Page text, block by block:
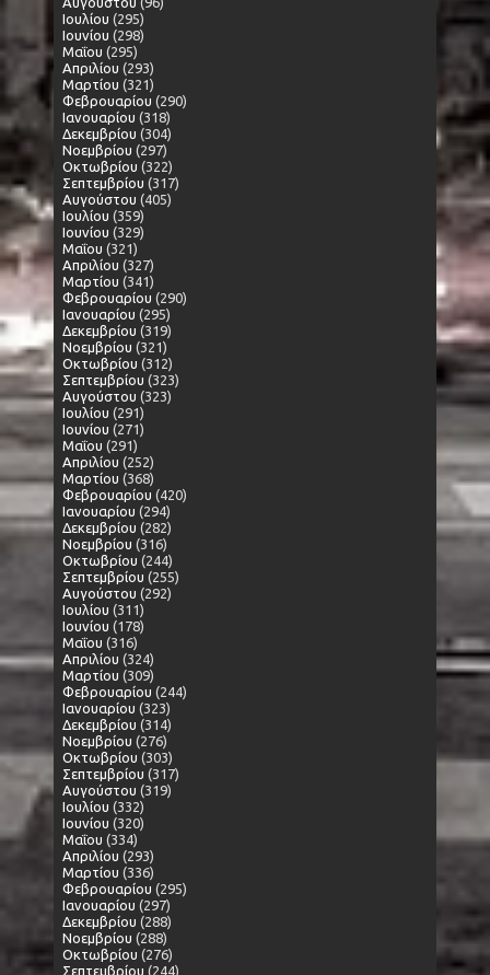
Ιουλίου (295)
Ιουνίου (298)
Μαΐου (295)
Απριλίου (293)
Μαρτίου (321)
Φεβρουαρίου (290)
Ιανουαρίου (318)
Δεκεμβρίου (304)
Νοεμβρίου (297)
Οκτωβρίου (322)
Σεπτεμβρίου (317)
Αυγούστου (405)
Ιουλίου (359)
Ιουνίου (329)
Μαΐου (321)
Απριλίου (327)
Μαρτίου (341)
Φεβρουαρίου (290)
Ιανουαρίου (295)
Δεκεμβρίου (319)
Νοεμβρίου (321)
Οκτωβρίου (312)
Σεπτεμβρίου (323)
Αυγούστου (323)
Ιουλίου (291)
Ιουνίου (271)
Μαΐου (291)
Απριλίου (252)
Μαρτίου (368)
Φεβρουαρίου (420)
Ιανουαρίου (294)
Δεκεμβρίου (282)
Νοεμβρίου (316)
Οκτωβρίου (244)
Σεπτεμβρίου (255)
Αυγούστου (292)
Ιουλίου (311)
Ιουνίου (178)
Μαΐου (316)
Απριλίου (324)
Μαρτίου (309)
Φεβρουαρίου (244)
Ιανουαρίου (323)
Δεκεμβρίου (314)
Νοεμβρίου (276)
Οκτωβρίου (303)
Σεπτεμβρίου (317)
Αυγούστου (319)
Ιουλίου (332)
Ιουνίου (320)
Μαΐου (334)
Απριλίου (293)
Μαρτίου (336)
Φεβρουαρίου (295)
Ιανουαρίου (297)
Δεκεμβρίου (288)
Νοεμβρίου (288)
Οκτωβρίου (276)
Σεπτεμβρίου (244)